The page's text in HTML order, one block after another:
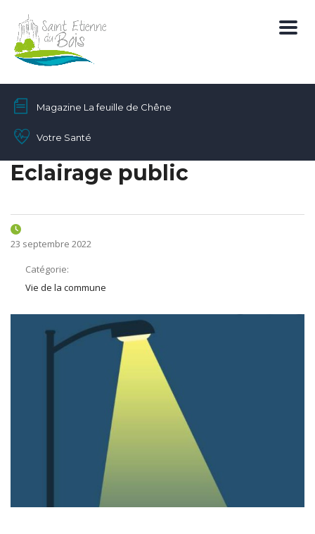
Magazine La feuille de Chêne
Votre Santé
Eclairage public
23 septembre 2022
Catégorie:
Vie de la commune